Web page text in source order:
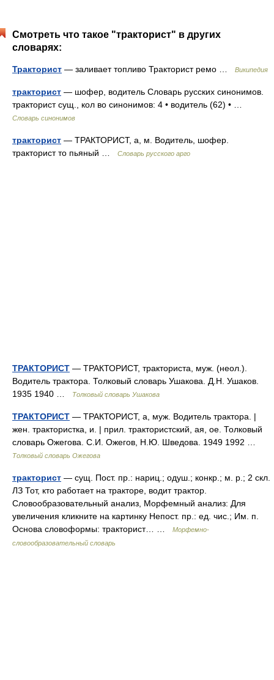
Смотреть что такое "тракторист" в других
словарях:
Тракторист — заливает топливо Тракторист ремо … Википедия
тракторист — шофер, водитель Словарь русских синонимов.
тракторист сущ., кол во синонимов: 4 • водитель (62) • …
Словарь синонимов
тракторист — ТРАКТОРИСТ, а, м. Водитель, шофер.
тракторист то пьяный …
Словарь русского арго
ТРАКТОРИСТ — ТРАКТОРИСТ, тракториста, муж. (неол.).
Водитель трактора. Толковый словарь Ушакова. Д.Н. Ушаков.
1935 1940 …
Толковый словарь Ушакова
ТРАКТОРИСТ — ТРАКТОРИСТ, а, муж. Водитель трактора. |
жен. трактористка, и. | прил. трактористский, ая, ое. Толковый
словарь Ожегова. С.И. Ожегов, Н.Ю. Шведова. 1949 1992 …
Толковый словарь Ожегова
тракторист — сущ. Пост. пр.: нариц.; одуш.; конкр.; м. р.; 2 скл.
ЛЗ Тот, кто работает на тракторе, водит трактор.
Словообразовательный анализ, Морфемный анализ: Для
увеличения кликните на картинку Непост. пр.: ед. чис.; Им. п.
Основа словоформы: тракторист… …
Морфемно-
словообразовательный словарь